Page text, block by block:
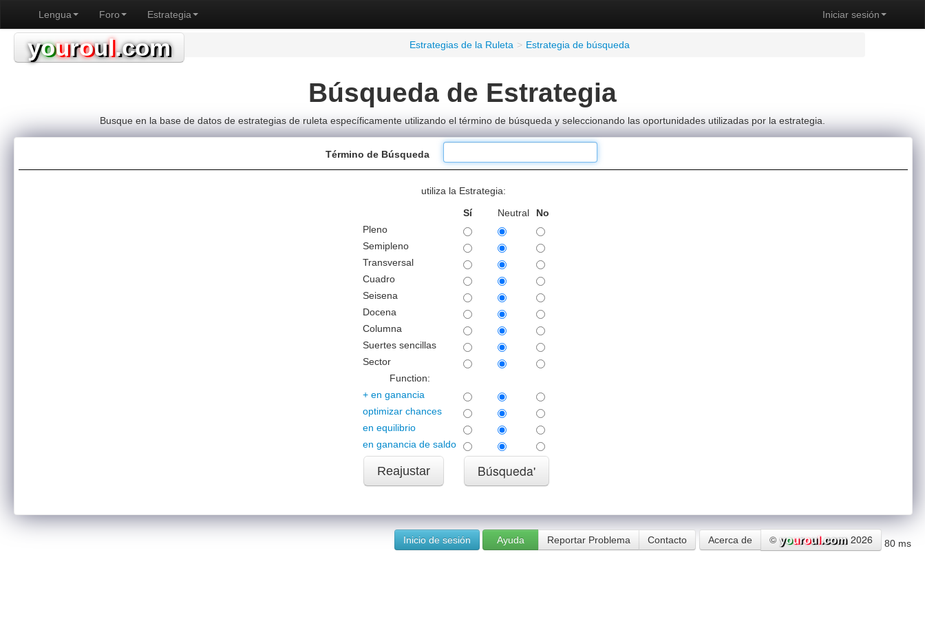
Iniciar sesión
Lengua Foro Estrategia
youroul.com Estrategias de la Ruleta > Estrategia de búsqueda
Búsqueda de Estrategia
Busque en la base de datos de estrategias de ruleta específicamente utilizando el término de búsqueda y seleccionando las oportunidades utilizadas por la estrategia.
Término de Búsqueda
utiliza la Estrategia:
Sí Neutral
No
Pleno
Semipleno
Transversal
Cuadro
Seisena
Docena
Columna
Suertes sencillas
Sector
Function:
+ en ganancia
optimizar chances
en equilibrio
en ganancia de saldo
Reajustar
Inicio de sesión Ayuda Reportar Problema Contacto Acerca de © 2026 80 ms